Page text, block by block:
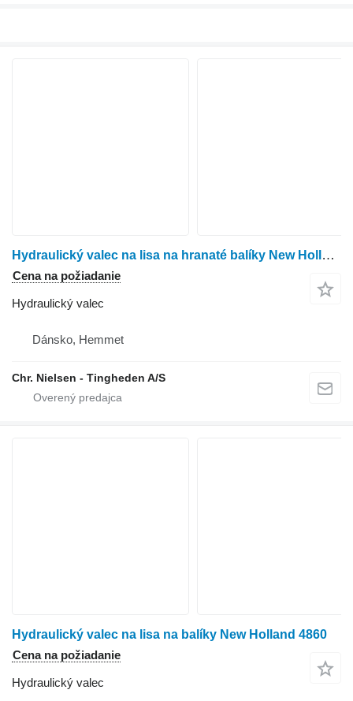
Hydraulický valec na lisa na hranaté balíky New Holland 4860
Cena na požiadanie
Hydraulický valec
Dánsko, Hemmet
Chr. Nielsen - Tingheden A/S
Hydraulický valec na lisa na balíky New Holland 4860
Cena na požiadanie
Hydraulický valec